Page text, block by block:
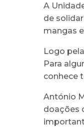
A
de
mangas
Logo
Para
conhece
António
doações